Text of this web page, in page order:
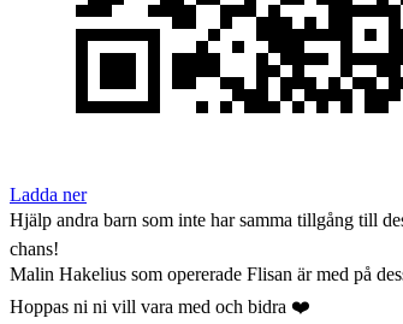
Ladda ner
Hjälp andra barn som inte har samma tillgång till
chans!
Malin Hakelius som opererade Flisan är med på
Hoppas ni ni vill vara med och bidra ❤️